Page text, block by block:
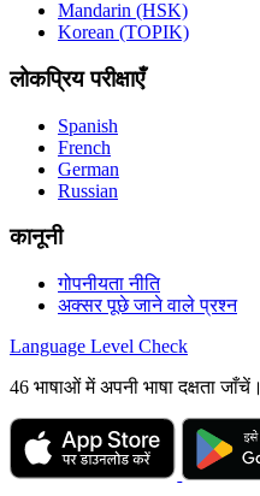
Mandarin (HSK)
Korean (TOPIK)
लोकप्रिय परीक्षाएँ
Spanish
French
German
Russian
कानूनी
गोपनीयता नीति
अक्सर पूछे जाने वाले प्रश्न
Language Level Check
46 भाषाओं में अपनी भाषा दक्षता जाँचें।